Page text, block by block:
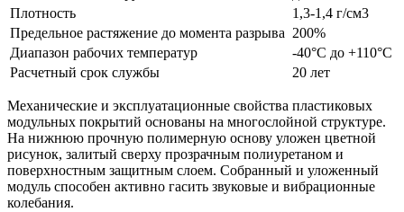
Плотность
1,3-1,4 г/см3
Предельное растяжение до момента разрыва 200%
Диапазон рабочих температур
-40°C до +110°С
Расчетный срок службы
20 лет
Механические и эксплуатационные свойства пластиковых
модульных покрытий основаны на многослойной структуре.
На нижнюю прочную полимерную основу уложен цветной
рисунок, залитый сверху прозрачным полиуретаном и
поверхностным защитным слоем. Собранный и уложенный
модуль способен активно гасить звуковые и вибрационные
колебания.